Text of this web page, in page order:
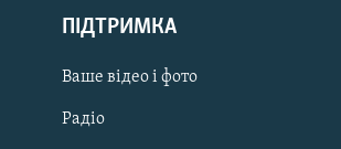
Qırımtatar
ДОЛУЧАЙСЯ!
ПІДТРИМКА
Ваше відео і фото
Радіо